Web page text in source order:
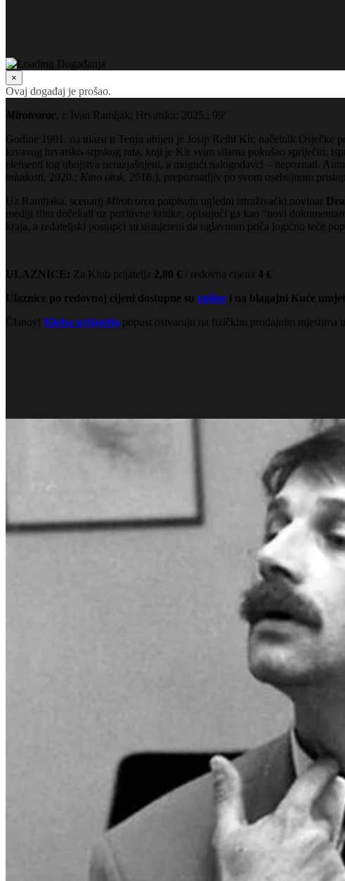
×
Ovaj događaj je prošao.
Mirotvorac, r. Ivan Ramljak; Hrvatska; 2025.; 99′
Godine 1991. na ulazu u Tenju ubijen je Josip Reihl Kir, načelnik Osječke
krvavog hrvatsko-srpskog rata, koji je Kir svim silama pokušao spriječiti,
elementi tog ubojstva nerazjašnjeni, a mogući nalogodavci – nepoznati.
mladosti, 2020.; Kino otok, 2016.), prepoznatljiv po svom osebujnom
Uz Ramljaka, scenarij Mirotvorca potpisuju ugledni istraživački novinar
mediji film dočekali uz pozitivne kritike, opisujući ga kao “novi
kraja, a redateljski postupci su usmjereni da uglavnom priča logično teče
ULAZNICE: Za Klub prijatelja 2,80 € / redovna cijena 4 €
Ulaznice po redovnoj cijeni dostupne su online i na blagajni Kuće
Članovi Kluba prijatelja popust ostvaruju na fizičkim prodajnim mjestima